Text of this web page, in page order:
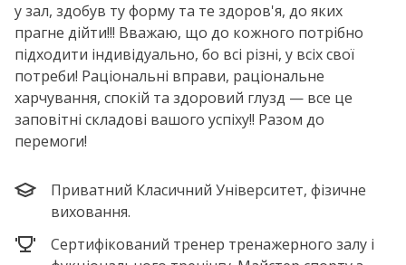
у зал, здобув ту форму та те здоров'я, до яких
прагне дiйти!!! Вважаю, що до кожного потрiбно
пiдходити iндивiдуально, бо всi рiзнi, у всiх свої
потреби! Рацiональнi вправи, рацiональне
харчування, спокiй та здоровий глузд — все це
заповiтнi складовi вашого успiху!! Разом до
перемоги!
Приватний Класичний Унiверситет, фізичне
виховання.
Сертифікований тренер тренажерного залу і